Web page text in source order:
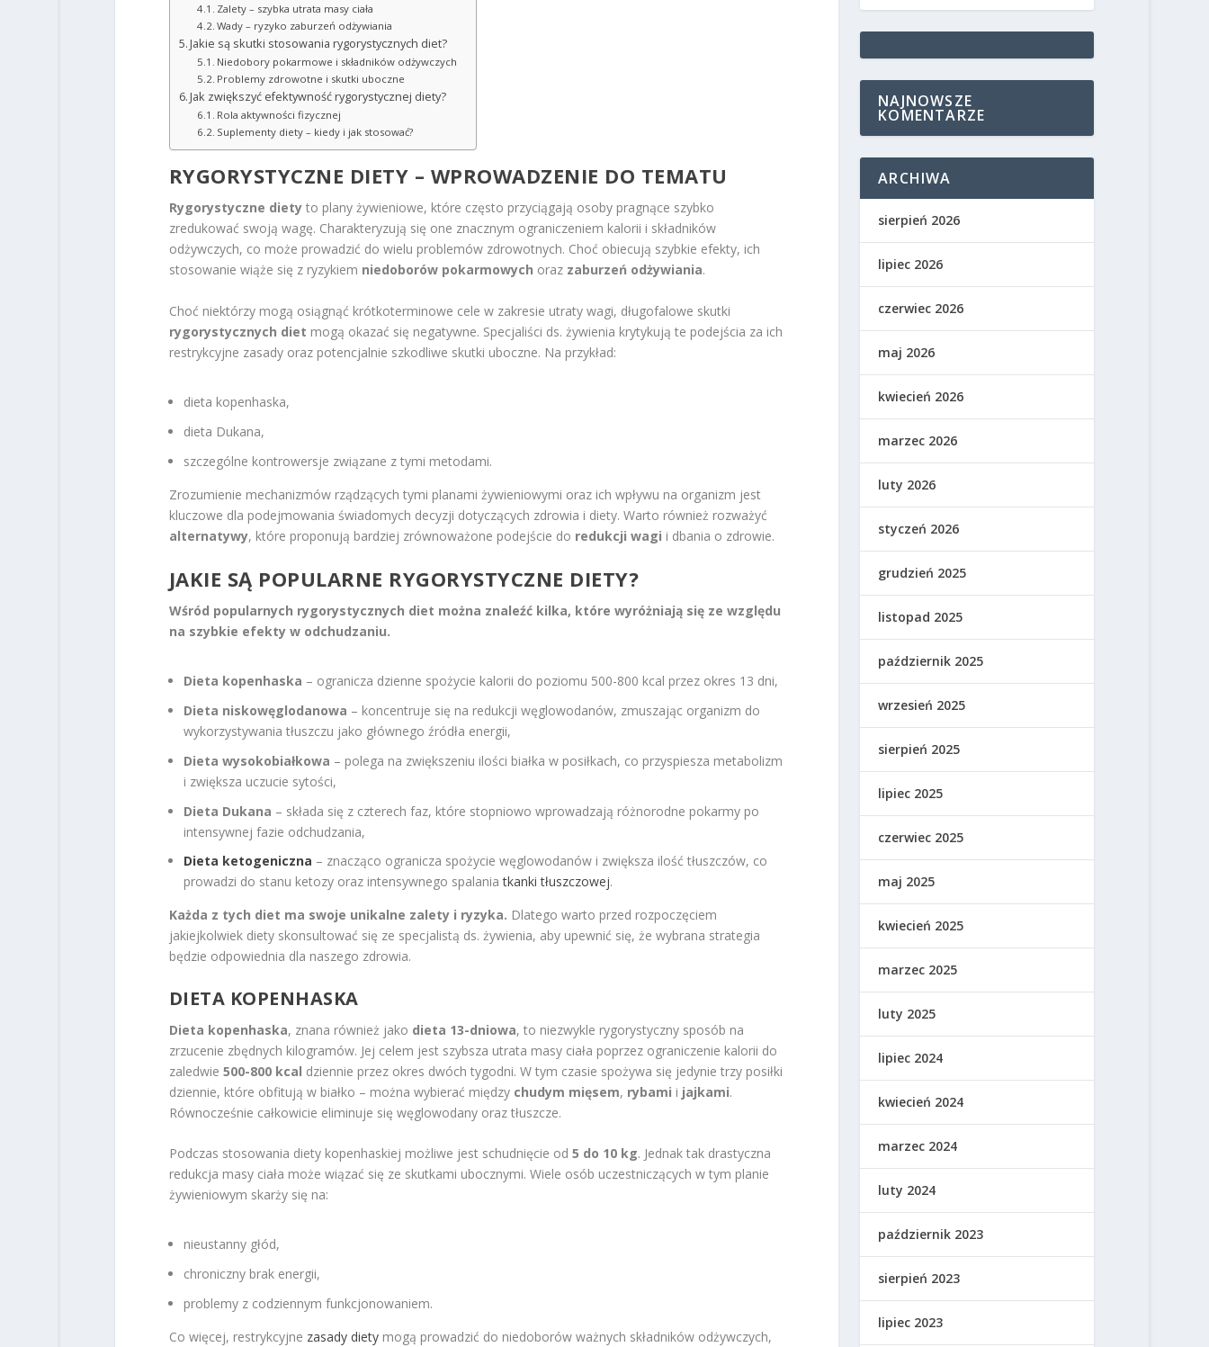
Zalety – szybka utrata masy ciała
Wady – ryzyko zaburzeń odżywiania
Jakie są skutki stosowania rygorystycznych diet?
Niedobory pokarmowe i składników odżywczych
Problemy zdrowotne i skutki uboczne
Jak zwiększyć efektywność rygorystycznej diety?
Rola aktywności fizycznej
Suplementy diety – kiedy i jak stosować?
RYGORYSTYCZNE DIETY – WPROWADZENIE DO TEMATU
Rygorystyczne dietyto plany żywieniowe, które często przyciągają osoby pragnące szybko
zredukować swoją wagę. Charakteryzują się one znacznym ograniczeniem kalorii i składników
odżywczych, co może prowadzić do wielu problemów zdrowotnych. Choć obiecują szybkie efekty, ich
stosowanie wiąże się z ryzykiem niedoborów pokarmowych oraz zaburzeń odżywiania.
Choć niektórzy mogą osiągnąć krótkoterminowe cele w zakresie utraty wagi, długofalowe skutki
rygorystycznych diet mogą okazać się negatywne. Specjaliści ds. żywienia krytykują te podejścia za ich
restrykcyjne zasady oraz potencjalnie szkodliwe skutki uboczne. Na przykład:
dieta kopenhaska,
dieta Dukana,
szczególne kontrowersje związane z tymi metodami.
Zrozumienie mechanizmów rządzących tymi planami żywieniowymi oraz ich wpływu na organizm jest
kluczowe dla podejmowania świadomych decyzji dotyczących zdrowia i diety. Warto również rozważyć
alternatywy, które proponują bardziej zrównoważone podejście do redukcji wagi i dbania o zdrowie.
JAKIE SĄ POPULARNE RYGORYSTYCZNE DIETY?
Wśród popularnych rygorystycznych diet można znaleźć kilka, które wyróżniają się ze względu
na szybkie efekty w odchudzaniu.
Dieta kopenhaska – ogranicza dzienne spożycie kalorii do poziomu 500-800 kcal przez okres 13 dni,
Dieta niskowęglodanowa – koncentruje się na redukcji węglowodanów, zmuszając organizm do
wykorzystywania tłuszczu jako głównego źródła energii,
Dieta wysokobiałkowa – polega na zwiększeniu ilości białka w posiłkach, co przyspiesza metabolizm
i zwiększa uczucie sytości,
Dieta Dukana – składa się z czterech faz, które stopniowo wprowadzają różnorodne pokarmy po
intensywnej fazie odchudzania,
Dieta ketogeniczna – znacząco ogranicza spożycie węglowodanów i zwiększa ilość tłuszczów, co
prowadzi do stanu ketozy oraz intensywnego spalaniatkanki tłuszczowej.
Każda z tych diet ma swoje unikalne zalety i ryzyka. Dlatego warto przed rozpoczęciem
jakiejkolwiek diety skonsultować się ze specjalistą ds. żywienia, aby upewnić się, że wybrana strategia
będzie odpowiednia dla naszego zdrowia.
DIETA KOPENHASKA
Dieta kopenhaska, znana również jako dieta 13-dniowa, to niezwykle rygorystyczny sposób na
zrzucenie zbędnych kilogramów. Jej celem jest szybsza utrata masy ciała poprzez ograniczenie kalorii do
zaledwie 500-800 kcal dziennie przez okres dwóch tygodni. W tym czasie spożywa się jedynie trzy posiłki
dziennie, które obfitują w białko – można wybierać między chudym mięsem, rybami i jajkami.
Równocześnie całkowicie eliminuje się węglowodany oraz tłuszcze.
Podczas stosowania diety kopenhaskiej możliwe jest schudnięcie od 5 do 10 kg. Jednak tak drastyczna
redukcja masy ciała może wiązać się ze skutkami ubocznymi. Wiele osób uczestniczących w tym planie
żywieniowym skarży się na:
nieustanny głód,
chroniczny brak energii,
problemy z codziennym funkcjonowaniem.
Co więcej, restrykcyjne zasady dietymogą prowadzić do niedoborów ważnych składników odżywczych,
NAJNOWSZE
KOMENTARZE
ARCHIWA
sierpień 2026
lipiec 2026
czerwiec 2026
maj 2026
kwiecień 2026
marzec 2026
luty 2026
styczeń 2026
grudzień 2025
listopad 2025
październik 2025
wrzesień 2025
sierpień 2025
lipiec 2025
czerwiec 2025
maj 2025
kwiecień 2025
marzec 2025
luty 2025
lipiec 2024
kwiecień 2024
marzec 2024
luty 2024
październik 2023
sierpień 2023
lipiec 2023